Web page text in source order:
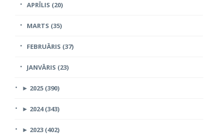
APRĪLIS (20)
MARTS (35)
FEBRUĀRIS (37)
JANVĀRIS (23)
► 2025 (390)
► 2024 (343)
► 2023 (402)